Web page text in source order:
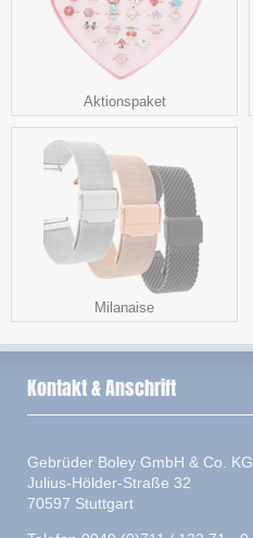
Aktionspaket
Milanaise
Kontakt & Anschrift
Gebrüder Boley GmbH & Co. KG
Julius-Hölder-Straße 32
70597 Stuttgart